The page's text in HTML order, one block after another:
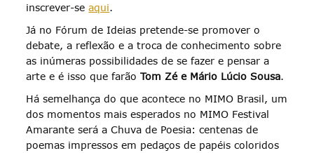
inscrever-seaqui.
Já no Fórum de Ideias pretende-se promover o
debate, a reflexão e a troca de conhecimento sobre
as inúmeras possibilidades de se fazer e pensar a
arte e é isso que farãoTom Zé e Mário Lúcio Sousa.
Há semelhança do que acontece no MIMO Brasil, um
dos momentos mais esperados no MIMO Festival
Amarante será a Chuva de Poesia: centenas de
poemas impressos em pedaços de papéis coloridos